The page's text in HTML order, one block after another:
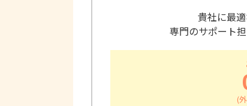
貴社に最
専門のサポート